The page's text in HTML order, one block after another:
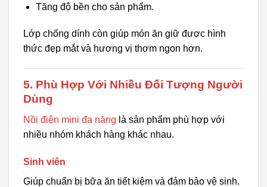
Tăng độ bền cho sản phẩm.
Lớp chống dính còn giúp món ăn giữ được hình
thức đẹp mắt và hương vị thơm ngon hơn.
5. Phù Hợp Với Nhiều Đối Tượng Người
Dùng
Nồi điện mini đa năng là sản phẩm phù hợp với
nhiều nhóm khách hàng khác nhau.
Sinh viên
Giúp chuẩn bị bữa ăn tiết kiệm và đảm bảo vệ sinh.